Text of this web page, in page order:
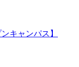
キャンパス】